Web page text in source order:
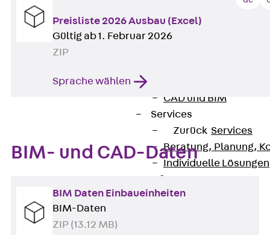
JORDAHL®
CAD und BIM
Services
Zurück Services
Beratung, Planung,
Individuelle Lösungen
Referenzen
Ausbau
Preisliste 2026 Ausbau (Excel)
Gültig ab 1. Februar 2026
ZIP
Sprache wählen
BIM- und CAD-Daten
BIM Daten Einbaueinheiten
BIM-Daten
ZIP (13.12 MB)